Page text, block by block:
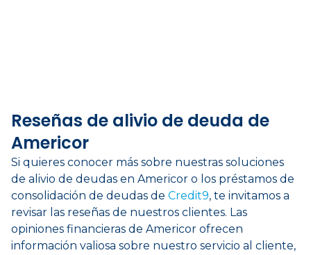
Reseñas de alivio de deuda de
Americor
Si quieres conocer más sobre nuestras soluciones
de alivio de deudas en Americor o los préstamos de
consolidación de deudas de Credit9, te invitamos a
revisar las reseñas de nuestros clientes. Las
opiniones financieras de Americor ofrecen
información valiosa sobre nuestro servicio al cliente,